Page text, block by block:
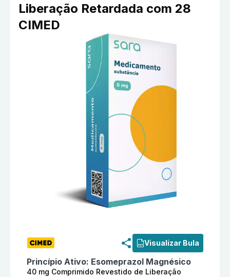
Liberação Retardada com 28
CIMED
Visualizar Bula
Princípio Ativo: Esomeprazol Magnésico
40 mg Comprimido Revestido de Liberação